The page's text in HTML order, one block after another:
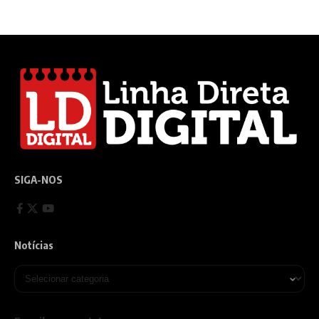
SIGA-NOS
Notícias